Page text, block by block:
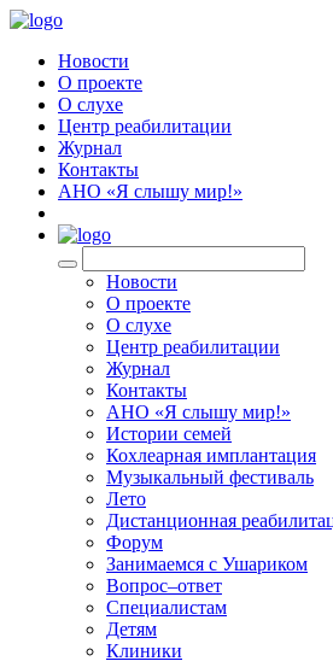
Новости
О проекте
О слухе
Центр реабилитации
Журнал
Контакты
АНО «Я слышу мир!»
Новости
О проекте
О слухе
Центр реабилитации
Журнал
Контакты
АНО «Я слышу мир!»
Истории семей
Кохлеарная имплантация
Музыкальный фестиваль
Лето
Дистанционная
Форум
Занимаемся с Ушариком
Вопрос–ответ
Специалистам
Детям
Клиники